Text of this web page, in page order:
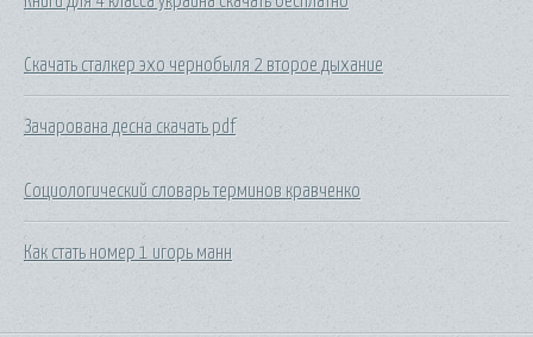
Скачать сталкер эхо чернобыля 2 второе дыхание
Зачарована десна скачать pdf
Социологический словарь терминов кравченко
Как стать номер 1 игорь манн